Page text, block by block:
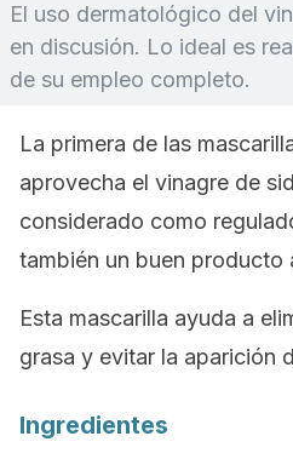
El uso dermatológico del
en discusión. Lo ideal es
de su empleo completo.
La primera de las
aprovecha el vinagre de
considerado como
también un buen producto
Esta mascarilla ayuda a
grasa y evitar la aparición
Ingredientes